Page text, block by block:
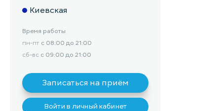
Киевская
Время работы
пн-пт с 08:00 до 21:00
сб-вс с 09:00 до 21:00
Записаться на приём
Войти в личный кабинет